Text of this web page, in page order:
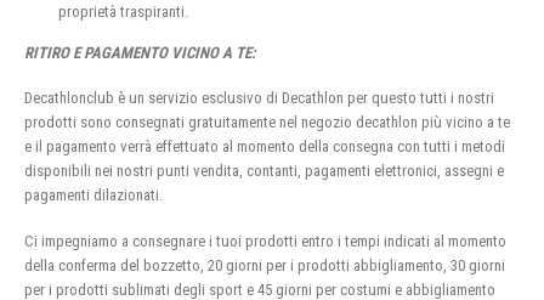
proprietà traspiranti.
RITIRO E PAGAMENTO VICINO A TE:
Decathlonclub è un servizio esclusivo di Decathlon per questo tutti i nostri
prodotti sono consegnati gratuitamente nel negozio decathlon più vicino a te
e il pagamento verrà effettuato al momento della consegna con tutti i metodi
disponibili nei nostri punti vendita, contanti, pagamenti elettronici, assegni e
pagamenti dilazionati.
Ci impegniamo a consegnare i tuoi prodotti entro i tempi indicati al momento
della conferma del bozzetto, 20 giorni per i prodotti abbigliamento, 30 giorni
per i prodotti sublimati degli sport e 45 giorni per costumi e abbigliamento